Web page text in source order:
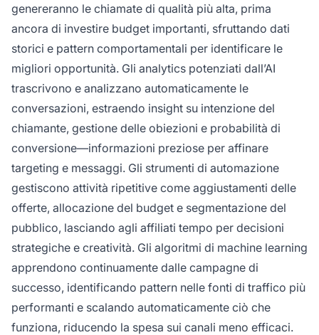
genereranno le chiamate di qualità più alta, prima
ancora di investire budget importanti, sfruttando dati
storici e pattern comportamentali per identificare le
migliori opportunità. Gli analytics potenziati dall’AI
trascrivono e analizzano automaticamente le
conversazioni, estraendo insight su intenzione del
chiamante, gestione delle obiezioni e probabilità di
conversione—informazioni preziose per affinare
targeting e messaggi. Gli strumenti di automazione
gestiscono attività ripetitive come aggiustamenti delle
offerte, allocazione del budget e segmentazione del
pubblico, lasciando agli affiliati tempo per decisioni
strategiche e creatività. Gli algoritmi di machine learning
apprendono continuamente dalle campagne di
successo, identificando pattern nelle fonti di traffico più
performanti e scalando automaticamente ciò che
funziona, riducendo la spesa sui canali meno efficaci.